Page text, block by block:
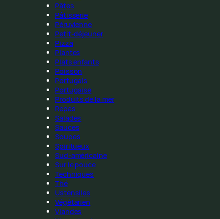
Pâtes
Pâtisserie
Péruvienne
Petit-déjeuner
Pizza
Plantes
Plats enfants
Poisson
Portugais
Portugaise
Produits de la mer
Repas
Salades
Sauces
Soupes
Spiritueux
Sud-américaine
Sur le pouce
Techniques
Thé
Ustensiles
Végétarien
Viandes